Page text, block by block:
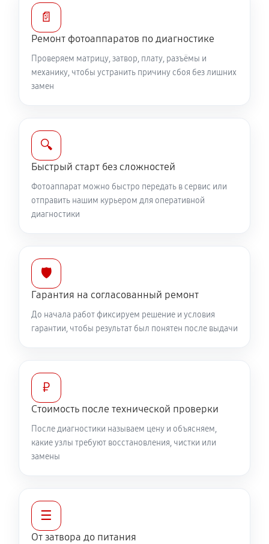
Замена диска управления
Замена вспышки фотоаппарата Canon PowerShot G1
X Mark II
Mark II
Комплексная чистка фотоаппарата Canon
PowerShot G1 X Mark II
PowerShot G1 X Mark II
📄
Ремонт фотоаппаратов по диагностике
Проверяем матрицу, затвор, плату, разъёмы и
механику, чтобы устранить причину сбоя без лишних
замен
🔍
Быстрый старт без сложностей
Фотоаппарат можно быстро передать в сервис или
отправить нашим курьером для оперативной
диагностики
🛡️
Гарантия на согласованный ремонт
До начала работ фиксируем решение и условия
гарантии, чтобы результат был понятен после выдачи
₽
Стоимость после технической проверки
После диагностики называем цену и объясняем,
какие узлы требуют восстановления, чистки или
замены
☰
От затвора до питания